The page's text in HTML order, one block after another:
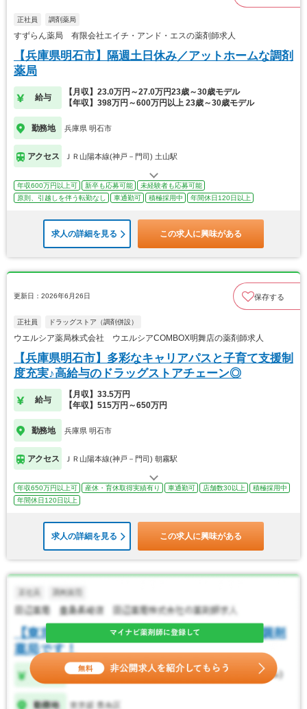
正社員 調剤薬局
すずらん薬局 有限会社エイチ・アンド・エスの薬剤師求人
【兵庫県明石市】隔週土日休み／アットホームな調剤
薬局
給与
【月収】23.0万円～27.0万円23歳～30歳モデル
【年収】398万円～600万円以上 23歳～30歳モデル
勤務地 兵庫県 明石市
アクセス ＪＲ山陽本線(神戸－門司) 土山駅
年収600万円以上可 新卒も応募可能
未経験者も応募可能
原則、引越しを伴う転勤なし
車通勤可 積極採用中 年間休日120日以上
求人の詳細を見る この求人に興味がある
更新日：2026年6月26日 保存する
正社員 ドラッグストア（調剤併設）
ウエルシア薬局株式会社 ウエルシアCOMBOX明舞店の薬剤師求人
【兵庫県明石市】多彩なキャリアパスと子育て支援制
度充実♪高給与のドラッグストアチェーン◎
給与
【月収】33.5万円
【年収】515万円～650万円
勤務地 兵庫県 明石市
アクセス ＪＲ山陽本線(神戸－門司) 朝霧駅
年収650万円以上可 産休・育休取得実績有り 車通勤可 店舗数30以上
積極採用中
年間休日120日以上
求人の詳細を見る この求人に興味がある